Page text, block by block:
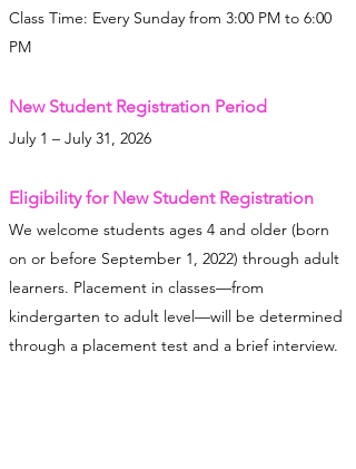
Class Time: Every Sunday from 3:00 PM to 6:00
PM
New Student Registration Period
July 1 – July 31, 2026
Eligibility for New Student Registration
We welcome students ages 4 and older (born
on or before September 1, 2022) through adult
learners. Placement in classes—from
kindergarten to adult level—will be determined
through a placement test and a brief interview.